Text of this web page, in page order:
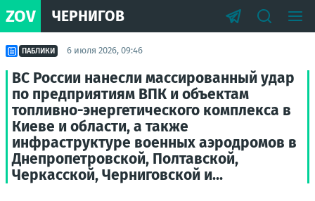
ZOV ЧЕРНИГОВ
ПАБЛИКИ 6 июля 2026, 09:46
ВС России нанесли массированный удар
по предприятиям ВПК и объектам
топливно-энергетического комплекса в
Киеве и области, а также
инфраструктуре военных аэродромов в
Днепропетровской, Полтавской,
Черкасской, Черниговской и...